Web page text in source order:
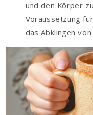
und den Körper
Voraussetzung
das Abklingen